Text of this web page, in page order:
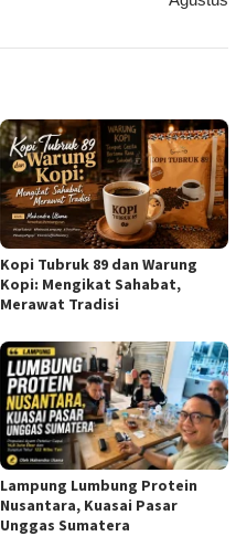
Kopi Tubruk 89 dan Warung
Kopi: Mengikat Sahabat,
Merawat Tradisi
Lampung Lumbung Protein
Nusantara, Kuasai Pasar
Unggas Sumatera